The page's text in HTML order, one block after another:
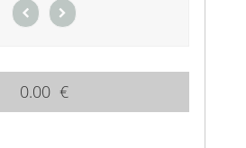
0.00 €